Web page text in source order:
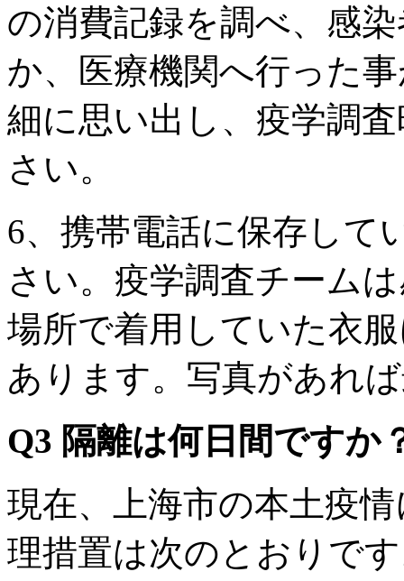
の消費記録を調べ、感
か、医療機関へ行った
細に思い出し、疫学調
さい。
6、携帯電話に保存して
さい。疫学調査チーム
場所で着用していた衣
あります。写真があれ
Q3 隔離は何日間ですか
現在、上海市の本土疫
理措置は次のとおりで